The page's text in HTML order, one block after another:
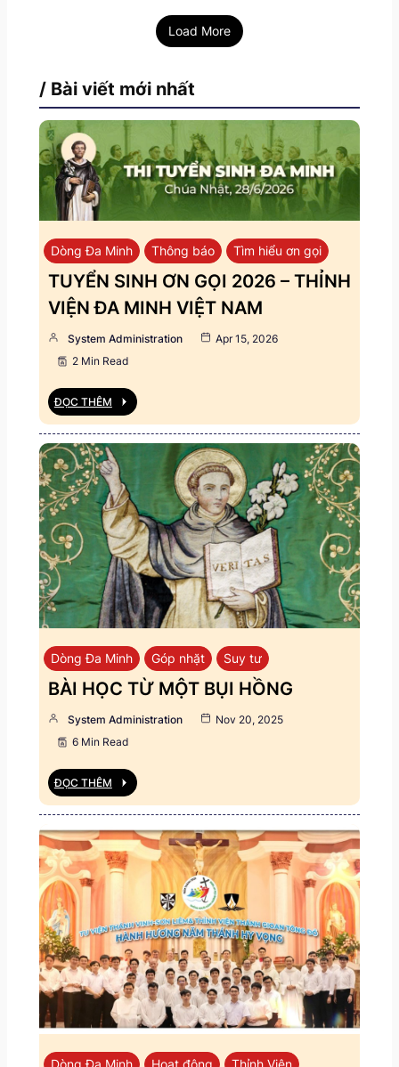
Load More
/ Bài viết mới nhất
Dòng Đa Minh Thông báo Tìm hiểu ơn gọi
TUYỂN SINH ƠN GỌI 2026 – THỈNH
VIỆN ĐA MINH VIỆT NAM
System Administration
Apr 15, 2026
2 Min Read
ĐỌC THÊM
Dòng Đa Minh Góp nhặt Suy tư
BÀI HỌC TỪ MỘT BỤI HỒNG
System Administration
Nov 20, 2025
6 Min Read
ĐỌC THÊM
Dòng Đa Minh Hoạt động
Thỉnh Viện